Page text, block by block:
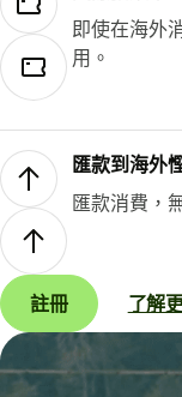
即使在海外
用。
匯款到海外
匯款消費，
註冊 了解